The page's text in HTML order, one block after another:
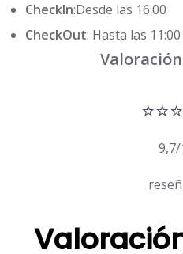
CheckIn:Desde las 16:00
CheckOut: Hasta las 11:00
9,7/